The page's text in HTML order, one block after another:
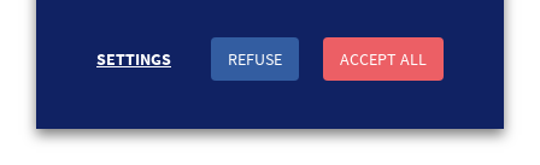
SETTINGS REFUSE ACCEPT ALL